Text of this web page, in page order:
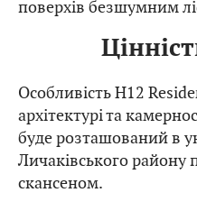
поверхів безшумним
Особливість H12
архітектурі та
буде розташований в
Личаківського району
скансеном.